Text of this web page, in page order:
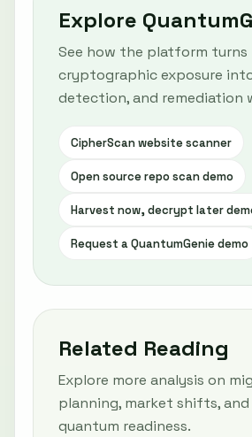
Explore
See how the platform turns
cryptographic exposure
detection, and remediation
CipherScan website scanner
Open source repo scan demo
Harvest now, decrypt later
Request a QuantumGenie demo
Related Reading
Explore more analysis on
planning, market shifts,
quantum readiness.